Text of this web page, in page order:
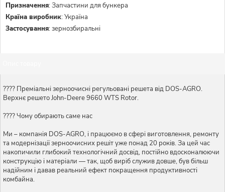
Призначення:Запчастини для бункера
Країна виробник:Україна
Застосування:зернозбиральні
???? Преміальні зерноочисні регульовані решета від DOS-AGRO.
Верхнє решето John-Deere 9660 WTS Rotor.
???? Чому обирають саме нас
Ми – компанія DOS-AGRO, і працюємо в сфері виготовлення, ремонту
та модернізації зерноочисних решіт уже понад 20 років. За цей час
накопичили глибокий технологічний досвід, постійно вдосконалюючи
конструкцію і матеріали — так, щоб виріб служив довше, був більш
надійним і давав реальний ефект покращення продуктивності
комбайна.